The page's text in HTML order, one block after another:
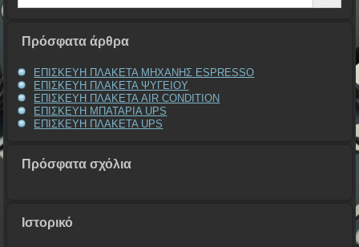
Πρόσφατα άρθρα
ΕΠΙΣΚΕΥΗ ΠΛΑΚΕΤΑ ΜΗΧΑΝΗΣ ESPRESSO
ΕΠΙΣΚΕΥΗ ΠΛΑΚΕΤΑ ΨΥΓΕΙΟΥ
ΕΠΙΣΚΕΥΗ ΠΛΑΚΕΤΑ AIR CONDITION
ΕΠΙΣΚΕΥΗ ΜΠΑΤΑΡΙΑ UPS
ΕΠΙΣΚΕΥΗ ΠΛΑΚΕΤΑ UPS
Πρόσφατα σχόλια
Ιστορικό